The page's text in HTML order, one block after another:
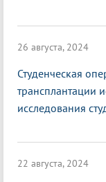
26 августа, 2024
Студенческая
трансплантации
исследования
22 августа, 2024